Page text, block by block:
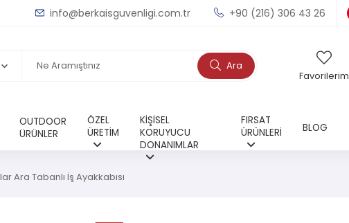
info@berkaisguvenligi.com.tr +90 (216) 306 43 26
Favorilerim
Ara
OUTDOOR
ÜRÜNLER
ÖZEL
ÜRETİM
KİŞİSEL
KORUYUCU
DONANIMLAR
FIRSAT
ÜRÜNLERİ
BLOG
Ara Tabanlı İş Ayakkabısı